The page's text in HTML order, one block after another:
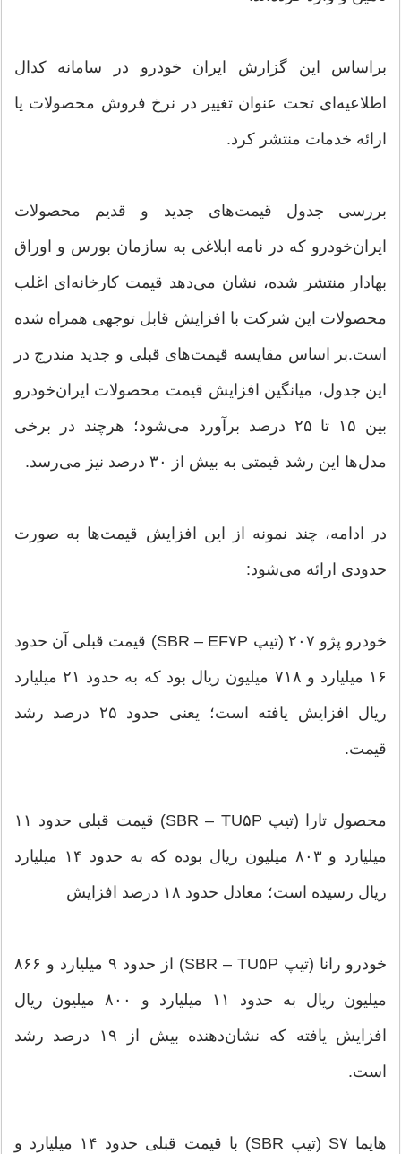
براساس این گزارش ایران خودرو در سامانه کدال
اطلاعیه‌ای تحت عنوان تغییر در نرخ فروش محصولات یا
ارائه خدمات منتشر کرد.
بررسی جدول قیمت‌های جدید و قدیم محصولات
ایران‌خودرو که در نامه ابلاغی به سازمان بورس و اوراق
بهادار منتشر شده، نشان می‌دهد قیمت کارخانه‌ای اغلب
محصولات این شرکت با افزایش قابل توجهی همراه شده
است.بر اساس مقایسه قیمت‌های قبلی و جدید مندرج در
این جدول، میانگین افزایش قیمت محصولات ایران‌خودرو
بین ۱۵ تا ۲۵ درصد برآورد می‌شود؛ هرچند در برخی
مدل‌ها این رشد قیمتی به بیش از ۳۰ درصد نیز می‌رسد.
در ادامه، چند نمونه از این افزایش قیمت‌ها به صورت
حدودی ارائه می‌شود:
خودرو پژو ۲۰۷ (تیپ SBR – EF۷P) قیمت قبلی آن حدود
۱۶ میلیارد و ۷۱۸ میلیون ریال بود که به حدود ۲۱ میلیارد
ریال افزایش یافته است؛ یعنی حدود ۲۵ درصد رشد
قیمت.
محصول تارا (تیپ SBR – TU۵P) قیمت قبلی حدود ۱۱
میلیارد و ۸۰۳ میلیون ریال بوده که به حدود ۱۴ میلیارد
ریال رسیده است؛ معادل حدود ۱۸ درصد افزایش
خودرو رانا (تیپ SBR – TU۵P) از حدود ۹ میلیارد و ۸۶۶
میلیون ریال به حدود ۱۱ میلیارد و ۸۰۰ میلیون ریال
افزایش یافته که نشان‌دهنده بیش از ۱۹ درصد رشد
است.
هایما S۷ (تیپ SBR) با قیمت قبلی حدود ۱۴ میلیارد و